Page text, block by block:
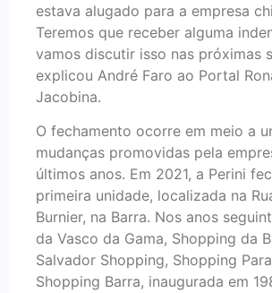
estava alugado para a empresa
Teremos que receber alguma
vamos discutir isso nas próximas
explicou André Faro ao Portal
Jacobina.
O fechamento ocorre em meio a
mudanças promovidas pela
últimos anos. Em 2021, a Perini
primeira unidade, localizada na
Burnier, na Barra. Nos anos
da Vasco da Gama, Shopping da
Salvador Shopping, Shopping
Shopping Barra, inaugurada em